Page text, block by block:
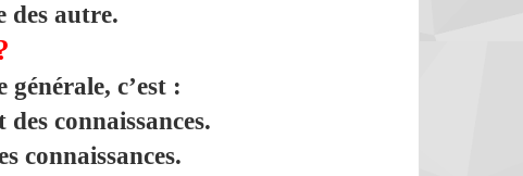
des autre.
c’est :
connaissances.
connaissances.